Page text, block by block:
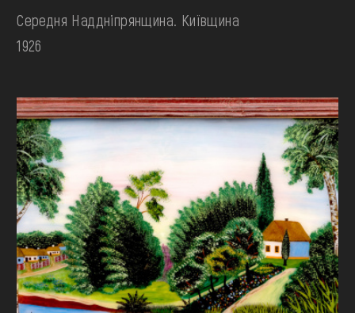
Середня Наддніпрянщина. Київщина
1926